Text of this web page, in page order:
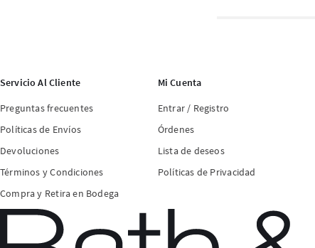
Servicio Al Cliente
Preguntas frecuentes
Políticas de Envíos
Devoluciones
Términos y Condiciones
Compra y Retira en Bodega
Mi Cuenta
Entrar / Registro
Órdenes
Lista de deseos
Políticas de Privacidad